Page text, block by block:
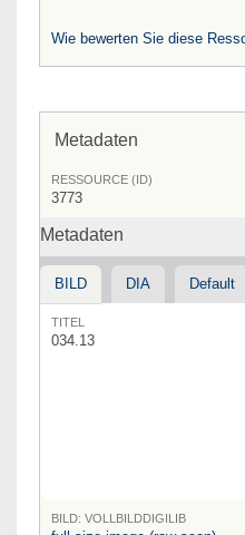
Wie bewerten Sie diese
Metadaten
RESSOURCE (ID)
3773
Metadaten
BILD DIA Default
TITEL
034.13
BILD: VOLLBILDDIGILIB